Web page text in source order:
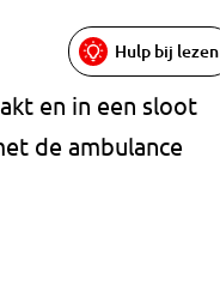
Hulp bij lezen
en in een sloot
de ambulance